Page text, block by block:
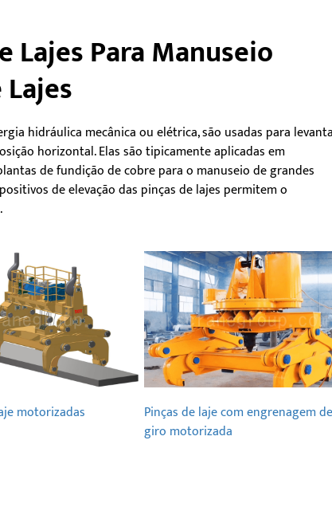
Lajes Para Manuseio
hidráulica mecânica ou elétrica, são usadas para
horizontal. Elas são tipicamente aplicadas em
de fundição de cobre para o manuseio de grandes
de elevação das pinças de lajes permitem o
motorizadas
Pinças de laje com engrenagem de
giro motorizada